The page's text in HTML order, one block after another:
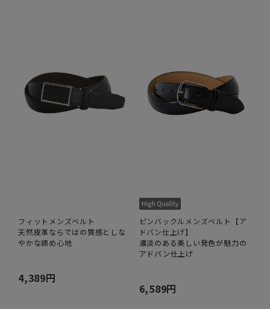
フィットメンズベルト
天然皮革ならではの質感としな
やかな締め心地
4,389円
ピンバックルメンズベルト【ア
ドバン仕上げ】
濃淡のある美しい発色が魅力の
アドバン仕上げ
6,589円